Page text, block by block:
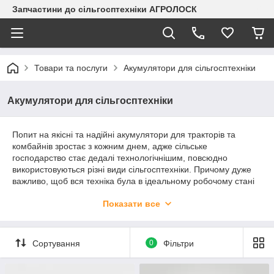
Запчастини до сільгосптехніки АГРОЛОСК
Товари та послуги Акумулятори для сільгосптехніки
Акумулятори для сільгосптехніки
Попит на якісні та надійні акумулятори для тракторів та
комбайнів зростає з кожним днем, адже сільське
господарство стає дедалі технологічнішим, повсюдно
використовуються різні види сільгосптехніки. Причому дуже
важливо, щоб вся техніка була в ідеальному робочому стані
приділяють особливу увагу догляду за своїми тракторами та
несправності, що спричинили вихід із ладу
сільськогосподарської техніки, особливо в період посіву чи
збирання врожаю, можуть завдати відчутної матеріальної
Показати все
Сортування 0 Фільтри